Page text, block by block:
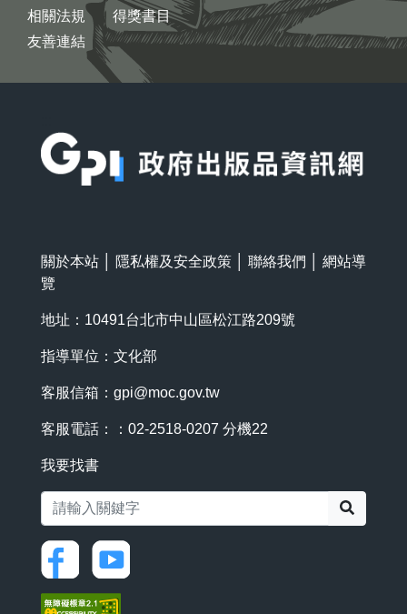
相關法規
友善連結
得獎書目
關於本站 隱私權及安全政策 聯絡我們
網站導
覽
地址：10491台北市中山區松江路209號
指導單位：文化部
客服信箱： gpi@moc.gov.tw
客服電話：：02-2518-0207 分機22
我要找書